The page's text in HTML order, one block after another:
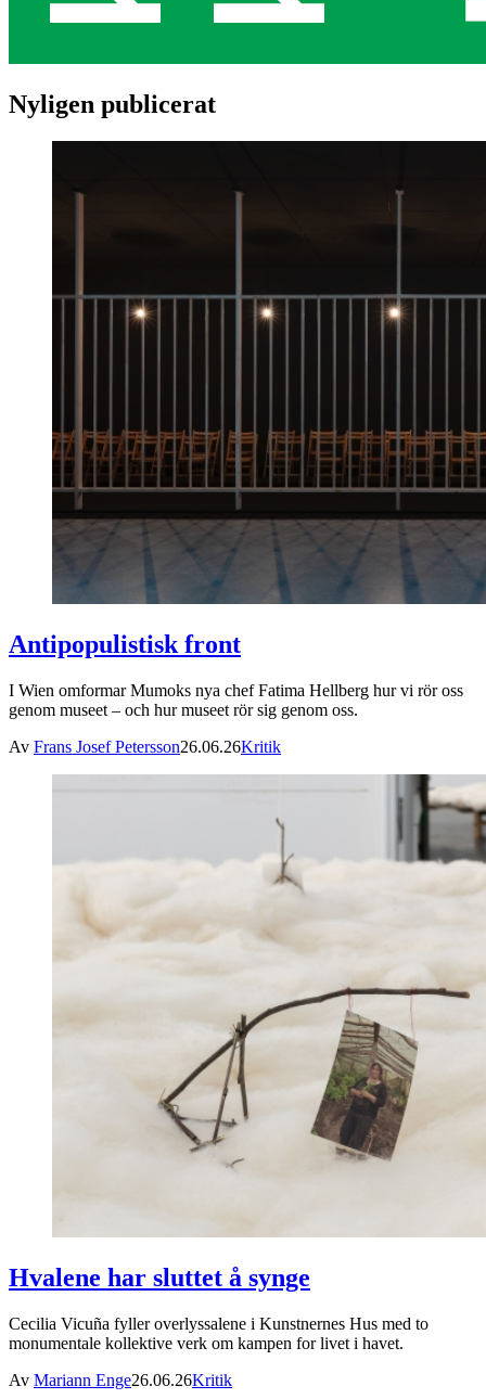
Nyligen publicerat
Antipopulistisk front
I Wien omformar Mumoks nya chef Fatima Hellberg hur vi rör oss
genom museet – och hur museet rör sig genom oss.
Av Frans Josef Petersson26.06.26Kritik
Hvalene har sluttet å synge
Cecilia Vicuña fyller overlyssalene i Kunstnernes Hus med to
monumentale kollektive verk om kampen for livet i havet.
Av Mariann Enge26.06.26Kritik